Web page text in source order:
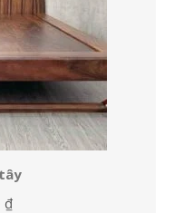
₫